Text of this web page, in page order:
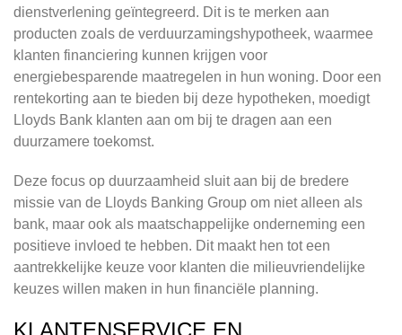
dienstverlening geïntegreerd. Dit is te merken aan
producten zoals de verduurzamingshypotheek, waarmee
klanten financiering kunnen krijgen voor
energiebesparende maatregelen in hun woning. Door een
rentekorting aan te bieden bij deze hypotheken, moedigt
Lloyds Bank klanten aan om bij te dragen aan een
duurzamere toekomst.
Deze focus op duurzaamheid sluit aan bij de bredere
missie van de Lloyds Banking Group om niet alleen als
bank, maar ook als maatschappelijke onderneming een
positieve invloed te hebben. Dit maakt hen tot een
aantrekkelijke keuze voor klanten die milieuvriendelijke
keuzes willen maken in hun financiële planning.